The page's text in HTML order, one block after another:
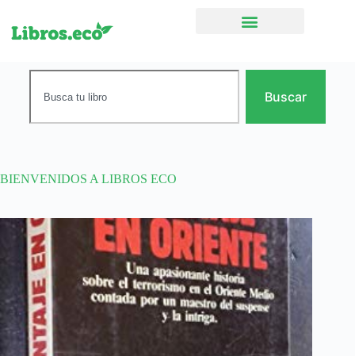
Buscar
BIENVENIDOS A LIBROS ECO